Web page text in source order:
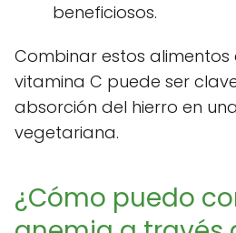
beneficiosos.
Combinar estos alimentos
vitamina C puede ser
absorción del hierro en
vegetariana.
¿Cómo puedo